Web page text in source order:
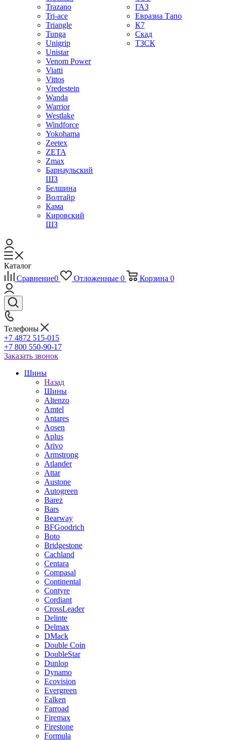
Trazano
Tri-ace
Triangle
Tunga
Unigrip
Unistar
Venom Power
Viatti
Vittos
Vredestein
Wanda
Warrior
Westlake
Windforce
Yokohama
Zeetex
ZETA
Zmax
Барнаульский
ШЗ
Белшина
Волтайр
Кама
Кировский
ШЗ
ГАЗ
Евразиа Тапо
К7
Скад
ТЗСК
Каталог
Сравнение0 Отложенные 0 Корзина 0
Телефоны
+7 4872 515-015
+7 800 550-90-17
Заказать звонок
Шины
Назад
Шины
Altenzo
Amtel
Antares
Aosen
Aplus
Arivo
Armstrong
Atlander
Attar
Austone
Autogreen
Barez
Bars
Bearway
BFGoodrich
Boto
Bridgestone
Cachland
Centara
Compasal
Continental
Contyre
Cordiant
CrossLeader
Delinte
Delmax
DMack
Double Coin
DoubleStar
Dunlop
Dynamo
Ecovision
Evergreen
Falken
Farroad
Firemax
Firestone
Formula